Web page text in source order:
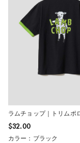
ラムチョップ｜トリムポ
$‌32.00
カラー：ブラック